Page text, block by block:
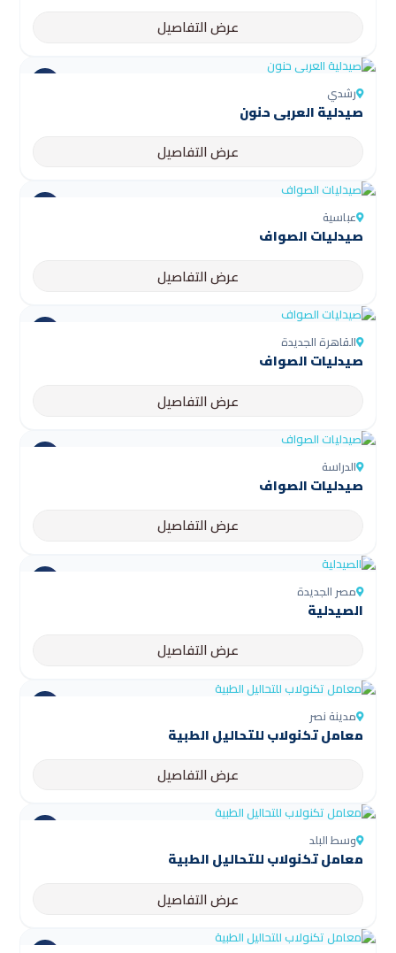
عرض التفاصيل
رشدي
صيدلية العربى حنون
عرض التفاصيل
عباسية
صيدليات الصواف
عرض التفاصيل
القاهرة الجديدة
صيدليات الصواف
عرض التفاصيل
الدراسة
صيدليات الصواف
عرض التفاصيل
مصر الجديدة
الصيدلية
عرض التفاصيل
مدينة نصر
معامل تكنولاب للتحاليل الطبية
عرض التفاصيل
وسط البلد
معامل تكنولاب للتحاليل الطبية
عرض التفاصيل